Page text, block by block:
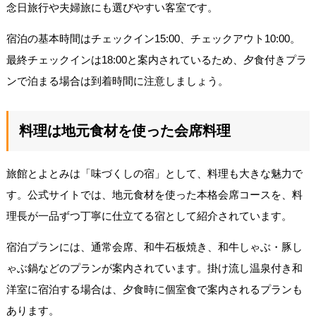
念日旅行や夫婦旅にも選びやすい客室です。
宿泊の基本時間はチェックイン15:00、チェックアウト10:00。
最終チェックインは18:00と案内されているため、夕食付きプラ
ンで泊まる場合は到着時間に注意しましょう。
料理は地元食材を使った会席料理
旅館とよとみは「味づくしの宿」として、料理も大きな魅力で
す。公式サイトでは、地元食材を使った本格会席コースを、料
理長が一品ずつ丁寧に仕立てる宿として紹介されています。
宿泊プランには、通常会席、和牛石板焼き、和牛しゃぶ・豚し
ゃぶ鍋などのプランが案内されています。掛け流し温泉付き和
洋室に宿泊する場合は、夕食時に個室食で案内されるプランも
あります。